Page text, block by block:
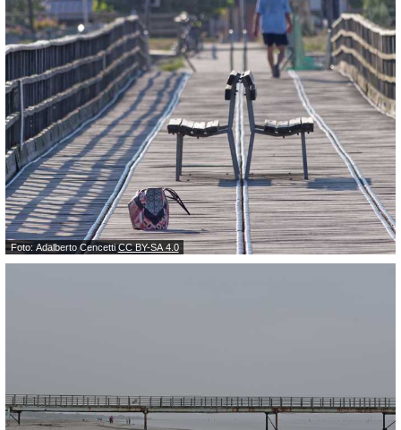
Foto: Adalberto CencettiCC BY-SA 4.0